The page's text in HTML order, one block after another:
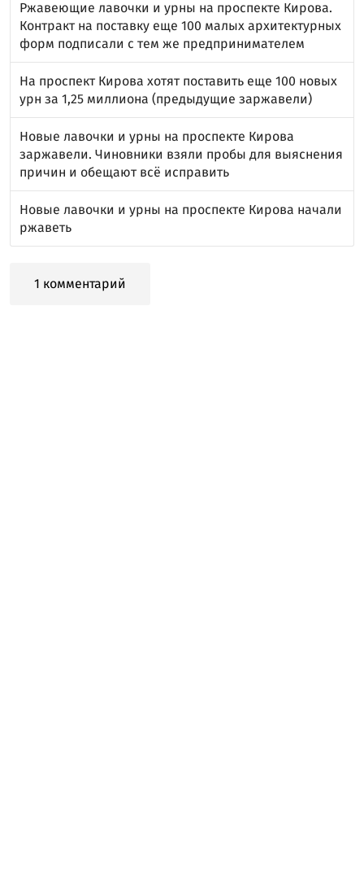
Ржавеющие лавочки и урны на проспекте Кирова.
Контракт на поставку еще 100 малых архитектурных
форм подписали с тем же предпринимателем
На проспект Кирова хотят поставить еще 100 новых
урн за 1,25 миллиона (предыдущие заржавели)
Новые лавочки и урны на проспекте Кирова
заржавели. Чиновники взяли пробы для выяснения
причин и обещают всё исправить
Новые лавочки и урны на проспекте Кирова начали
ржаветь
1 комментарий